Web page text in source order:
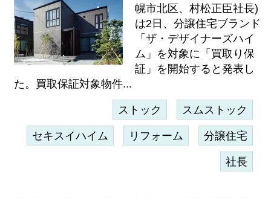
幌市北区、村松正臣社長)
は2日、分譲住宅ブランド
「ザ・デザイナーズハイ
ム」を対象に「買取り保
証」を開始すると発表し
た。買取保証対象物件...
ストック スムストック
セキスイハイム リフォーム 分譲住宅
社長